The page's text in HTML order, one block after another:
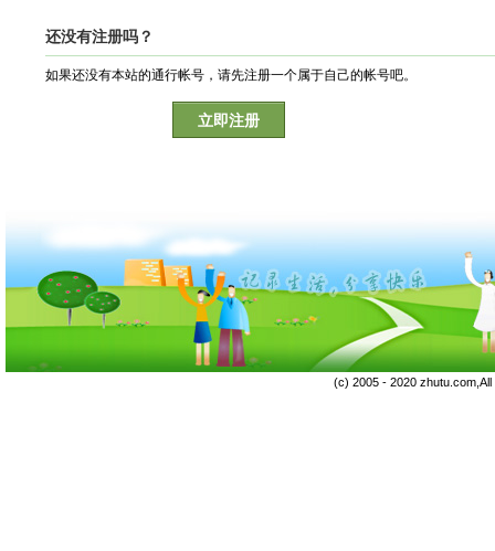
还没有注册吗？
如果还没有本站的通行帐号，请先注册一个属于自己的帐号吧。
立即注册
(c) 2005 - 2020